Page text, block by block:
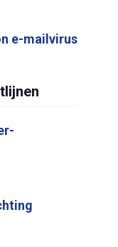
e-mailvirus